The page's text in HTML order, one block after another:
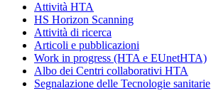
Attività HTA
HS Horizon Scanning
Attività di ricerca
Articoli e pubblicazioni
Work in progress (HTA e EUnetHTA)
Albo dei Centri collaborativi HTA
Segnalazione delle Tecnologie sanitarie